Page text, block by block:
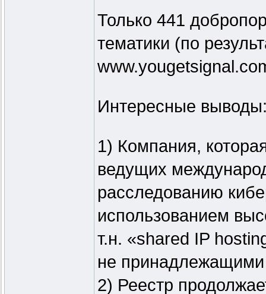
Только 441
тематики (по
Интересные
1) Компания,
ведущих
расследованию
использованием
т.н. «shared IP
не
2) Реестр